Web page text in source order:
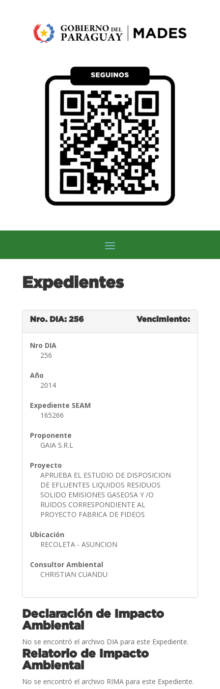
Expedientes
Nro. DIA: 256 Vencimiento:
Nro DIA
256
Año
2014
Expediente SEAM
165266
Proponente
GAIA S.R.L
Proyecto
APRUEBA EL ESTUDIO DE DISPOSICION
DE EFLUENTES LIQUIDOS RESIDUOS
SOLIDO EMISIONES GASEOSA Y /O
RUIDOS CORRESPONDIENTE AL
PROYECTO FABRICA DE FIDEOS
Ubicación
RECOLETA - ASUNCION
Consultor Ambiental
CHRISTIAN CUANDU
Declaración de Impacto
Ambiental
No se encontró el archivo DIA para este Expediente.
Relatorio de Impacto
Ambiental
No se encontró el archivo RIMA para este Expediente.